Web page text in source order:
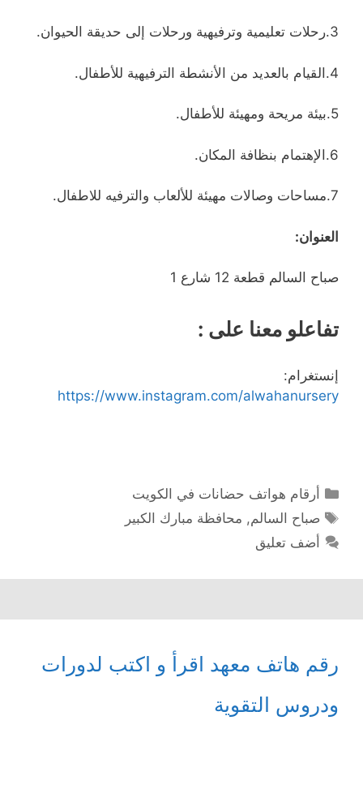
3.رحلات تعليمية وترفيهية ورحلات إلى حديقة الحيوان.
4.القيام بالعديد من الأنشطة الترفيهية للأطفال.
5.بيئة مريحة ومهيئة للأطفال.
6.الإهتمام بنظافة المكان.
7.مساحات وصالات مهيئة للألعاب والترفيه للاطفال.
العنوان:
صباح السالم قطعة 12 شارع 1
تفاعلو معنا على :
إنستغرام:
https://www.instagram.com/alwahanursery
التصنيفات
أرقام هواتف حضانات في الكويت
الوسوم
صباح السالم, محافظة مبارك الكبير
أضف تعليق
رقم هاتف معهد اقرأ و اكتب لدورات
ودروس التقوية